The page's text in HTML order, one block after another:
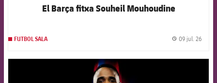
El Barça fitxa Souheil Mouhoudine
FUTBOL SALA 09 jul. 26
FCB Barcelona badge